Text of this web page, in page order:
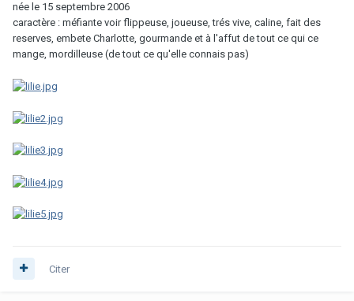
née le 15 septembre 2006
caractère : méfiante voir flippeuse, joueuse, trés vive, caline, fait des
reserves, embete Charlotte, gourmande et à l'affut de tout ce qui ce
mange, mordilleuse (de tout ce qu'elle connais pas)
Citer